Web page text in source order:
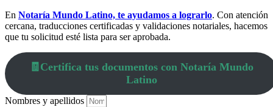
En Notaría Mundo Latino, te ayudamos a lograrlo. Con atención
cercana, traducciones certificadas y validaciones notariales, hacemos
que tu solicitud esté lista para ser aprobada.
🧾Certifica tus documentos con Notaría Mundo
Latino
Nombres y apellidos